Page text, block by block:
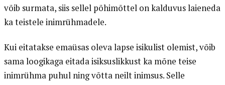
võib surmata, siis sellel põhimõttel on kalduvus laieneda
ka teistele inimrühmadele.
Kui eitatakse emaüsas oleva lapse isikulist olemist, võib
sama loogikaga eitada isiksuslikkust ka mõne teise
inimrühma puhul ning võtta neilt inimsus. Selle